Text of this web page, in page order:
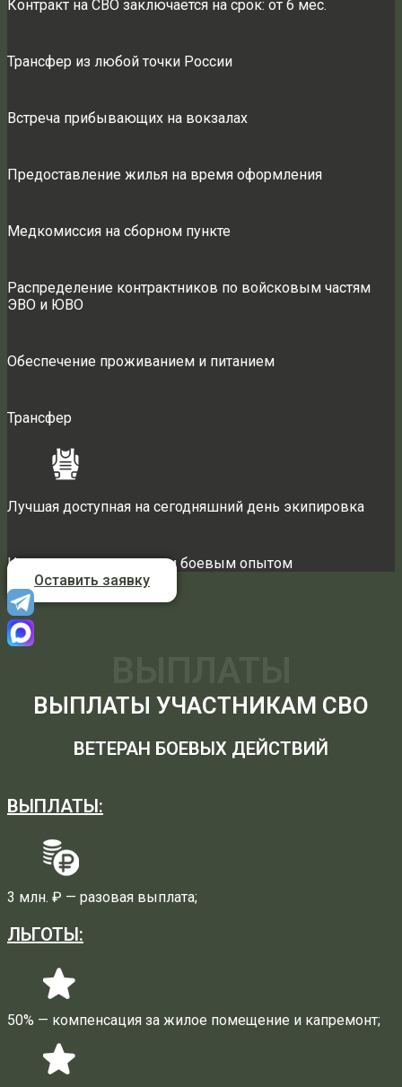
Контракт на СВО заключается на срок: от 6 мес.
Трансфер из любой точки России
Встреча прибывающих на вокзалах
Предоставление жилья на время оформления
Медкомиссия на сборном пункте
Распределение контрактников по войсковым частям
ЭВО и ЮВО
Обеспечение проживанием и питанием
Трансфер
Лучшая доступная на сегодняшний день экипировка
Инструктора с реальным боевым опытом
Оставить заявку
ВЫПЛАТЫ УЧАСТНИКАМ СВО
ВЕТЕРАН БОЕВЫХ ДЕЙСТВИЙ
ВЫПЛАТЫ:
3 млн. ₽ — разовая выплата;
ЛЬГОТЫ:
50% — компенсация за жилое помещение и капремонт;